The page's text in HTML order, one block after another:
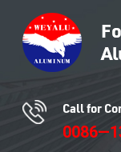
Call for